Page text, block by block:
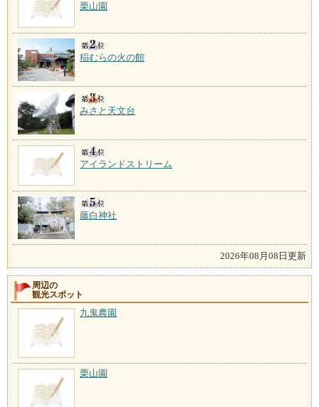
栗山園
稲むらの火の館
みさと天文台
アイランドストリーム
藤白神社
2026年08月08日更新
周辺の
観光スポット
九鬼農園
栗山園